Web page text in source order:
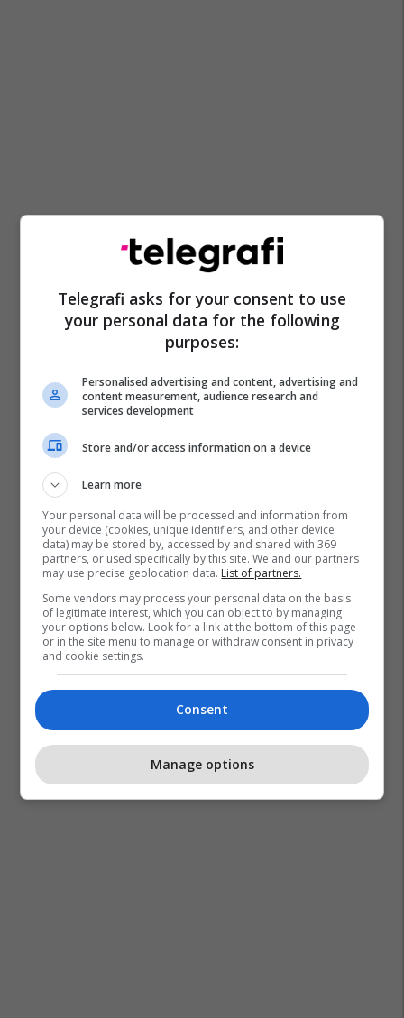
Telegrafi asks for your consent to use
your personal data for the following
purposes:
Personalised advertising and content, advertising and
content measurement, audience research and
services development
Store and/or access information on a device
Learn more
Your personal data will be processed and information from
your device (cookies, unique identifiers, and other device
data) may be stored by, accessed by and shared with 369
partners, or used specifically by this site. We and our partners
may use precise geolocation data. List of partners.
Some vendors may process your personal data on the basis
of legitimate interest, which you can object to by managing
your options below. Look for a link at the bottom of this page
or in the site menu to manage or withdraw consent in privacy
and cookie settings.
Consent
Manage options